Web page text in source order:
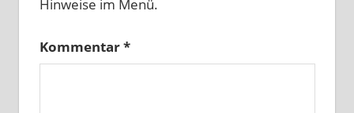
Hinweise im Menü.
Kommentar*